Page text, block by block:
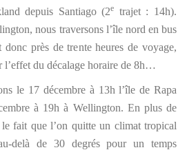
depuis Santiago (2e trajet : 14h).
nous traversons l’île nord en bus
près de trente heures de voyage,
l’effet du décalage horaire de 8h…
le 17 décembre à 13h l’île de Rapa
à 19h à Wellington. En plus de
fait que l’on quitte un climat tropical
delà de 30 degrés pour un temps